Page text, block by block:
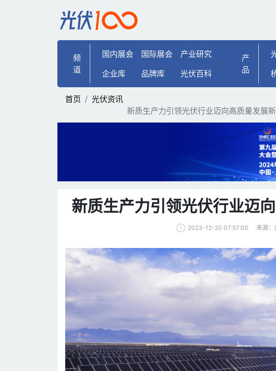
新质生产力引领光伏行业迈向
频
道
国内展会 国际展会
产业研究
企业库
品牌库 光伏百科
产
品
首页
光伏资讯
新质生产力引领光伏行业迈向高质量发展
新质生产力引领光伏行业迈
2023-12-20 07:57:00 来源：